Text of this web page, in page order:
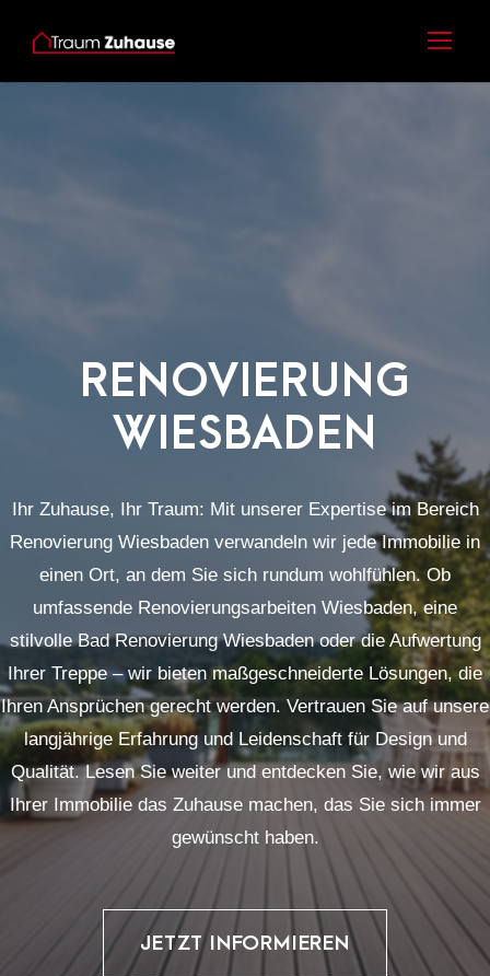
RENOVIERUNG
WIESBADEN
Ihr Zuhause, Ihr Traum: Mit unserer Expertise im Bereich
Renovierung Wiesbaden verwandeln wir jede Immobilie in
einen Ort, an dem Sie sich rundum wohlfühlen. Ob
umfassende Renovierungsarbeiten Wiesbaden, eine
stilvolle Bad Renovierung Wiesbaden oder die Aufwertung
Ihrer Treppe – wir bieten maßgeschneiderte Lösungen, die
Ihren Ansprüchen gerecht werden. Vertrauen Sie auf unsere
langjährige Erfahrung und Leidenschaft für Design und
Qualität. Lesen Sie weiter und entdecken Sie, wie wir aus
Ihrer Immobilie das Zuhause machen, das Sie sich immer
gewünscht haben.
JETZT INFORMIEREN